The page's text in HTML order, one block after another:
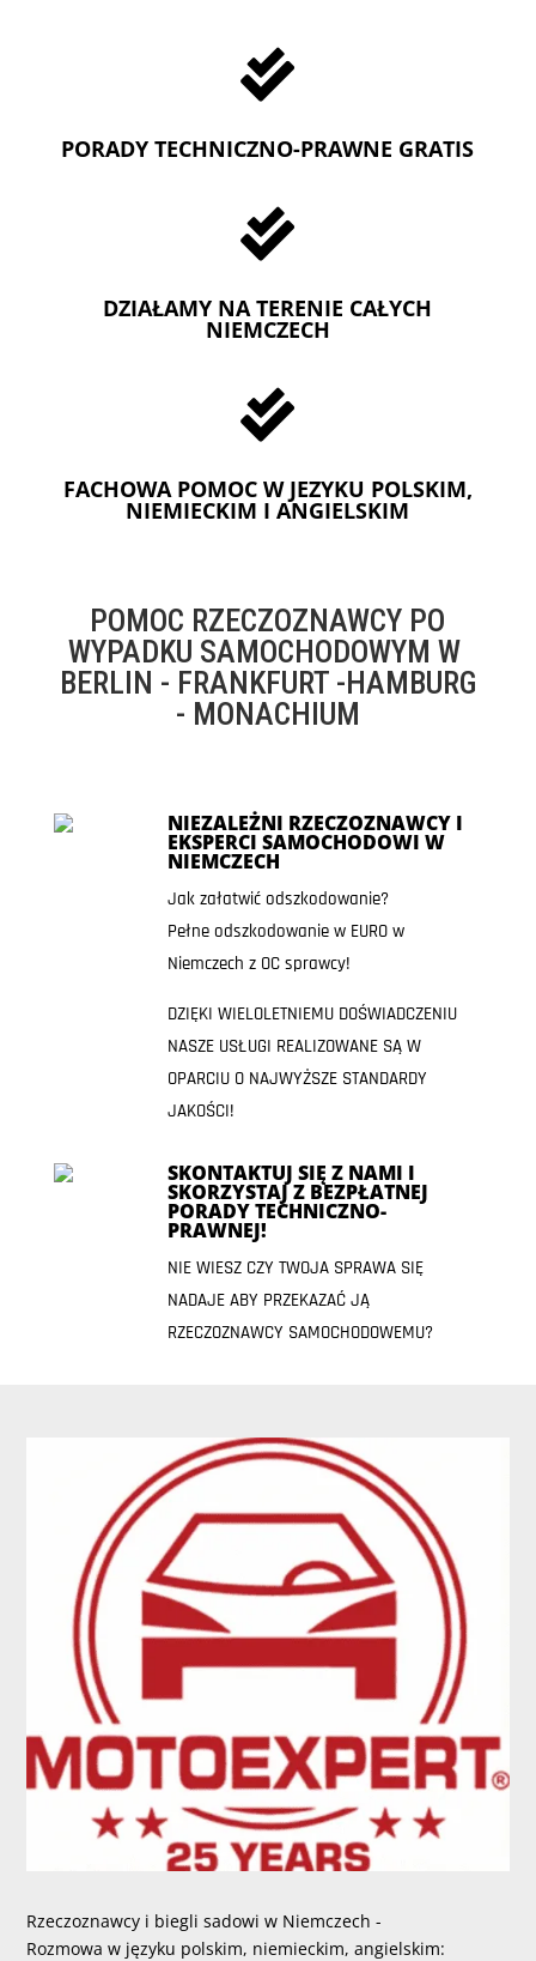

PORADY TECHNICZNO-PRAWNE GRATIS

DZIAŁAMY NA TERENIE CAŁYCH
NIEMCZECH

FACHOWA POMOC W JEZYKU POLSKIM,
NIEMIECKIM I ANGIELSKIM
POMOC RZECZOZNAWCY PO
WYPADKU SAMOCHODOWYM W
BERLIN - FRANKFURT -HAMBURG
- MONACHIUM
NIEZALEŻNI RZECZOZNAWCY I
EKSPERCI SAMOCHODOWI W
NIEMCZECH
Jak załatwić odszkodowanie?
Pełne odszkodowanie w EURO w
Niemczech z OC sprawcy!
DZIĘKI WIELOLETNIEMU DOŚWIADCZENIU
NASZE USŁUGI REALIZOWANE SĄ W
OPARCIU O NAJWYŻSZE STANDARDY
JAKOŚCI!
SKONTAKTUJ SIĘ Z NAMI I
SKORZYSTAJ Z BEZPŁATNEJ
PORADY TECHNICZNO-
PRAWNEJ!
NIE WIESZ CZY TWOJA SPRAWA SIĘ
NADAJE ABY PRZEKAZAĆ JĄ
RZECZOZNAWCY SAMOCHODOWEMU?
Rzeczoznawcy i biegli sadowi w Niemczech -
Rozmowa w języku polskim, niemieckim, angielskim: